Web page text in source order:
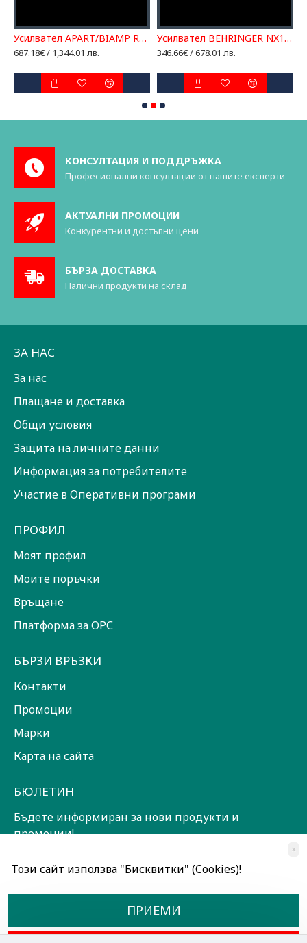
Усилвател APART/BIAMP REVAMP4100
687.18€ / 1,344.01 лв.
Усилвател BEHRINGER NX1000
346.66€ / 678.01 лв.
КОНСУЛТАЦИЯ И ПОДДРЪЖКА
Професионални консултации от нашите експерти
АКТУАЛНИ ПРОМОЦИИ
Конкурентни и достъпни цени
БЪРЗА ДОСТАВКА
Налични продукти на склад
ЗА НАС
За нас
Плащане и доставка
Общи условия
Защита на личните данни
Информация за потребителите
Участие в Оперативни програми
ПРОФИЛ
Моят профил
Моите поръчки
Връщане
Платформа за ОРС
БЪРЗИ ВРЪЗКИ
Контакти
Промоции
Марки
Карта на сайта
БЮЛЕТИН
Бъдете информиран за нови продукти и
промоции!
Прочетох и съм съгласен сОбщи условия
×
Този сайт използва "Бисквитки" (Cookies)!
ПРИЕМИ